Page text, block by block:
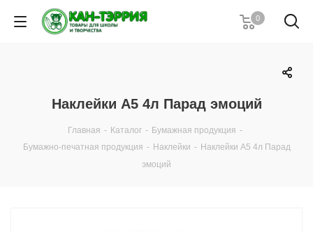
0
Наклейки А5 4л Парад эмоций
Главная - Каталог - Бумажная продукция -
Бумажно-печатная продукция - Наклейки - Наклейки А5 4л Парад
эмоций